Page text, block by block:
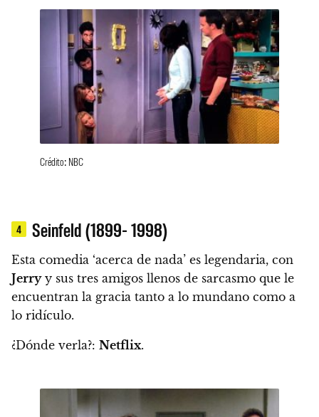
Crédito: NBC
4 Seinfeld (1899- 1998)
Esta comedia ‘acerca de nada’ es legendaria, con
Jerryy sus tres amigos llenos de sarcasmo que le
encuentran la gracia tanto a lo mundano como a
lo ridículo.
¿Dónde verla?: Netflix.